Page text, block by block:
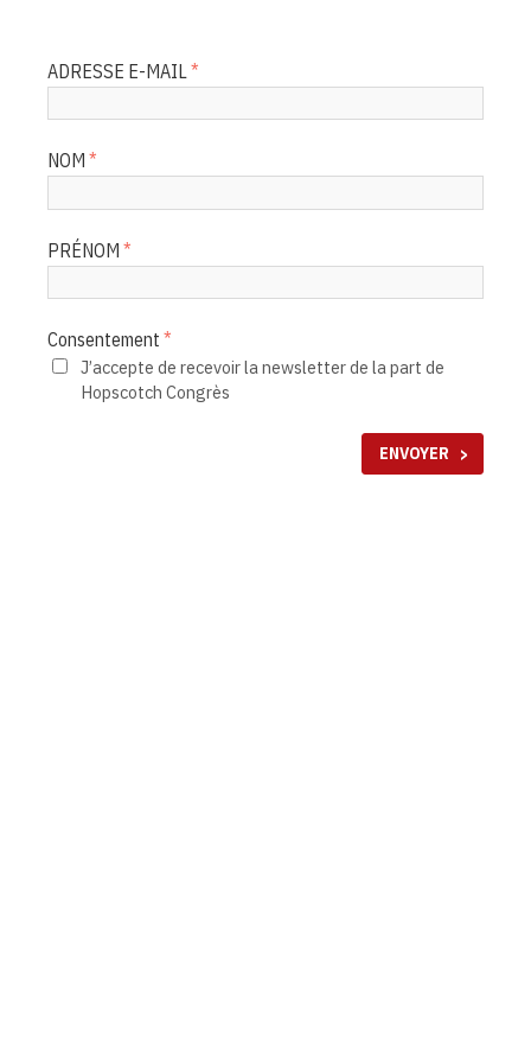
ADRESSE E-MAIL
NOM
PRÉNOM
Consentement
J’accepte de recevoir la newsletter de la part de
Hopscotch Congrès
ENVOYER